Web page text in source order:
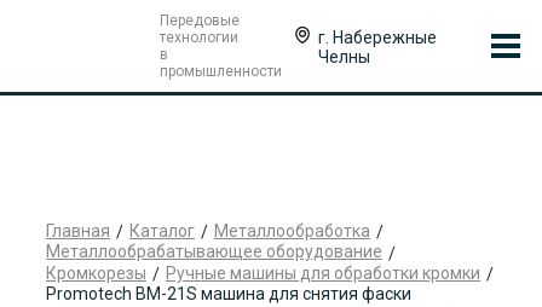
Передовые
технологии
в
промышленности
г. Набережные
Челны
Главная Каталог
Металлообработка
Металлообрабатывающее оборудование
Кромкорезы
Ручные машины для обработки кромки
Promotech ВМ-21S машина для снятия фаски